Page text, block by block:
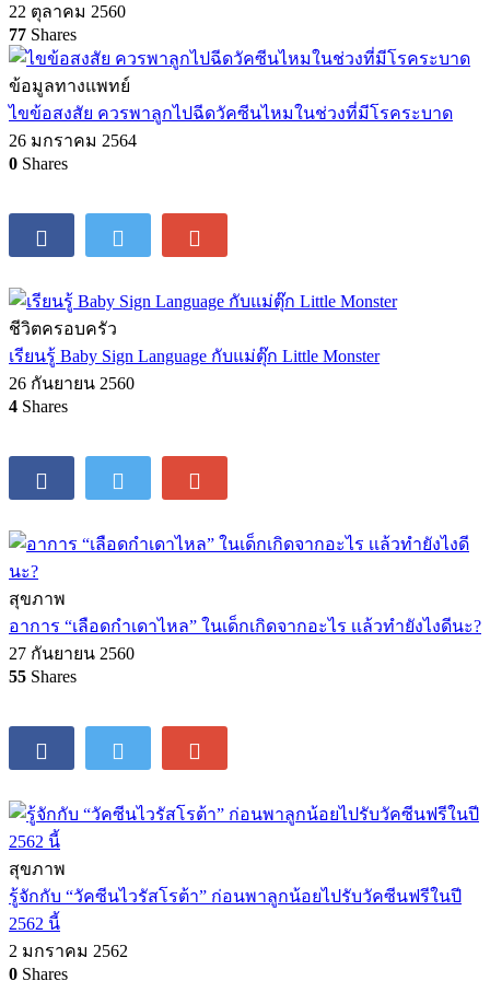
22 ตุลาคม 2560
77 Shares
ข้อมูลทางแพทย์
ไขข้อสงสัย ควรพาลูกไปฉีดวัคซีนไหมในช่วงที่มีโรคระบาด
26 มกราคม 2564
0 Shares
ชีวิตครอบครัว
เรียนรู้ Baby Sign Language กับแม่ตุ๊ก Little Monster
26 กันยายน 2560
4 Shares
สุขภาพ
อาการ “เลือดกำเดาไหล” ในเด็กเกิดจากอะไร เเล้วทำยังไงดีนะ?
27 กันยายน 2560
55 Shares
สุขภาพ
รู้จักกับ “วัคซีนไวรัสโรต้า” ก่อนพาลูกน้อยไปรับวัคซีนฟรีในปี
2562 นี้
2 มกราคม 2562
0 Shares